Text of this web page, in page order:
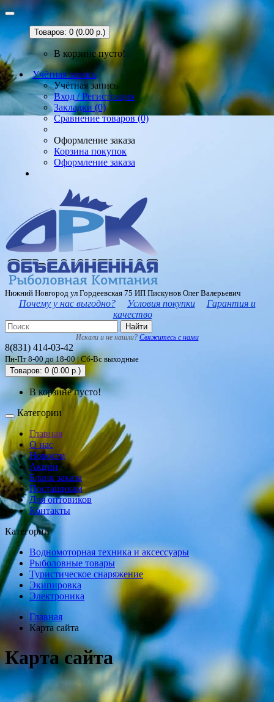
Товаров: 0 (0.00 р.)
В корзине пусто!
Учётная запись
Учётная запись
Вход / Регистрация
Закладки (0)
Сравнение товаров (0)
Оформление заказа
Корзина покупок
Оформление заказа
Нижний Новгород ул Гордеевская 75 ИП Пискунов Олег Валерьевич
Почему у нас выгодно? Условия покупки
Гарантия и
качество
Найти
Искали и не нашли? Свяжитесь с нами
8(831) 414-03-42
Пн-Пт 8-00 до 18-00 | Сб-Вс выходные
Товаров: 0 (0.00 р.)
В корзине пусто!
Категории
Главная
О нас
Новости
Акции
Бланк заказа
Постащикам
Для оптовиков
Контакты
Категории
Водномоторная техника и аксессуары
Рыболовные товары
Туристическое снаряжение
Экипировка
Электроника
Главная
Карта сайта
Карта сайта